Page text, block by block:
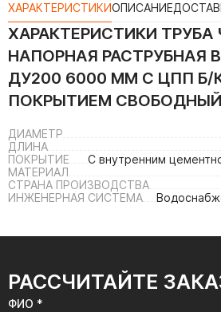
ХАРАКТЕРИСТИКИОПИСАНИЕ
ХАРАКТЕРИСТИКИ ТРУБА
НАПОРНАЯ РАСТРУБНАЯ
ДУ200 6000 ММ С ЦПП Б/
ПОКРЫТИЕМ
ДИАМЕТР
ДЛИНА
ПОКРЫТИЕ
С внутренним
МАТЕРИАЛ
СТРАНА ПРОИЗВОДСТВА
ИНЖЕНЕРНАЯ СИСТЕМА
РАССЧИТАЙТЕ
ФИО *